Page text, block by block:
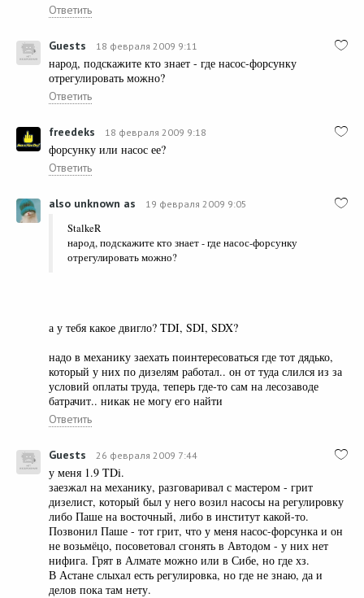
Ответить
Guests 18 февраля 2009 9:11
народ, подскажите кто знает - где насос-форсунку
отрегулировать можно?
Ответить
freedeks 18 февраля 2009 9:18
форсунку или насос ее?
Ответить
also unknown as 19 февраля 2009 9:05
StalkeR
народ, подскажите кто знает - где насос-форсунку
отрегулировать можно?
а у тебя какое двигло? TDI, SDI, SDX?
надо в механику заехать поинтересоваться где тот дядько,
который у них по дизелям работал.. он от туда слился из за
условий оплаты труда, теперь где-то сам на лесозаводе
батрачит.. никак не могу его найти
Ответить
Guests 26 февраля 2009 7:44
у меня 1.9 TDi.
заезжал на механику, разговаривал с мастером - грит
дизелист, который был у него возил насосы на регулировку
либо Паше на восточный, либо в институт какой-то.
Позвонил Паше - тот грит, что у меня насос-форсунка и он
не возьмёцо, посоветовал сгонять в Автодом - у них нет
нифига. Грят в Алмате можно или в Сибе, но где хз.
В Астане слыхал есть регулировка, но где не знаю, да и
делов пока там нету.